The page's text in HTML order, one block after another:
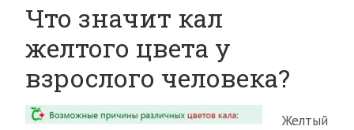
Что значит кал
желтого цвета у
взрослого человека?
Желтый